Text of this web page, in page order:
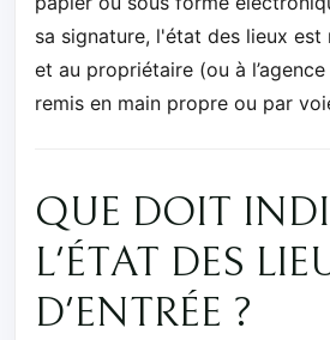
sa signature, l'état des lieux est
et au propriétaire (ou à
remis en main propre ou par
QUE DOIT
L'ÉTAT DES
D'ENTRÉE ?